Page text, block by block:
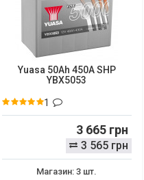
Yuasa 50Ah 450A SHP
YBX5053
1
3 665 грн
3 565 грн
Магазин: 3 шт.